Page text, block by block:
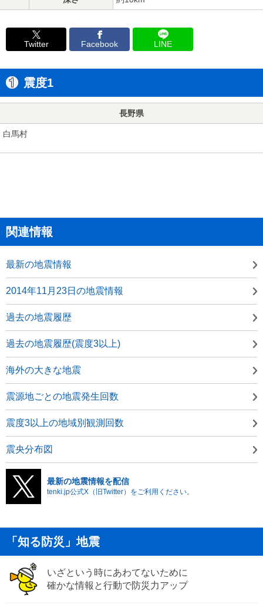
Twitter Facebook LINE
震度1
長野県
白馬村
関連情報
最新の地震情報
2014年11月23日の地震情報
過去の地震履歴
過去の地震履歴(震度3以上)
海外の大きな地震
震源地ごとの地震発生回数
震度3以上の地域別観測回数
震央分布図
最新の地震情報を配信
tenki.jp公式X（旧Twitter）をご利用ください。
「知る防災」地震
いざという時にあわてないために
確かな情報と行動で防災力アップ